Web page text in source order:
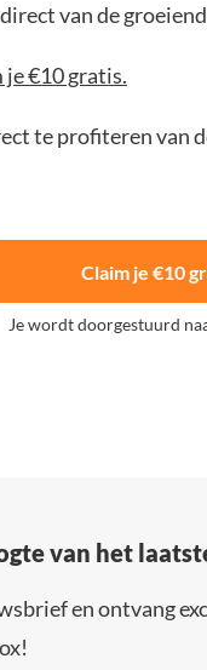
van de
je €10 gratis.
te profiteren van
Claim je €10
Je wordt doorgestuurd
van het
en ontvang